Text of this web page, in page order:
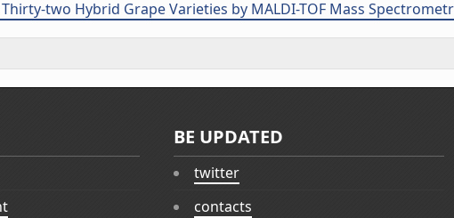
two Hybrid Grape Varieties by MALDI-TOF Mass
BE UPDATED
twitter
contacts